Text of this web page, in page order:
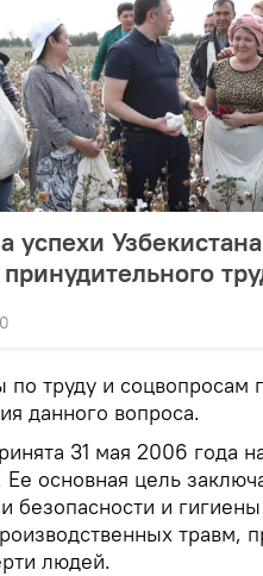
успехи
по труду и соцвопросам
данного вопроса.
31 мая 2006 года
основная цель
безопасности и
травм,
людей.